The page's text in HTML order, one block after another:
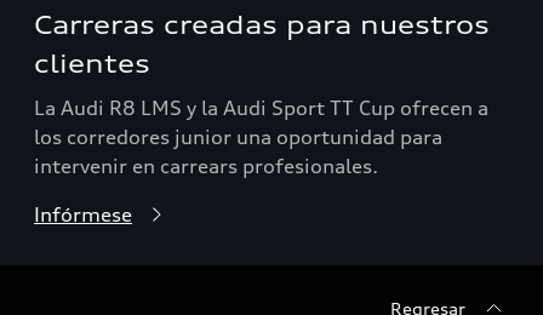
Carreras creadas para nuestros
clientes
La Audi R8 LMS y la Audi Sport TT Cup ofrecen a
los corredores junior una oportunidad para
intervenir en carrears profesionales.
Infórmese
Regresar